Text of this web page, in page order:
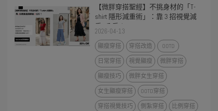
【微胖穿搭聖經】不挑身材的「T-
shirt 隱形減重術」：靠 3 招視覺減
重5公斤！
2026-04-13
顯瘦穿搭 穿搭改造
OOTD
日常穿搭
視覺顯瘦
微胖穿搭
顯瘦技巧
微胖女生穿搭
女生顯瘦穿搭
OOTD穿搭
穿搭視覺技巧
側紮穿搭
比例穿搭